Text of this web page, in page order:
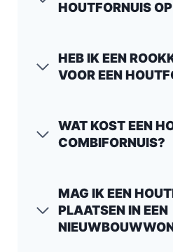
HOUTFORNUIS
HEB IK EEN
VOOR EEN
WAT KOST EEN
COMBIFORNUIS?
MAG IK EEN
PLAATSEN IN EEN